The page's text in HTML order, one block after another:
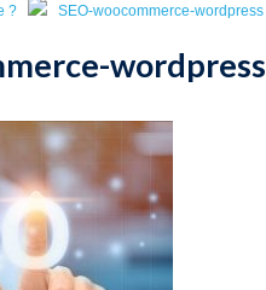
?
SEO-woocommerce-wordpress
wordpress